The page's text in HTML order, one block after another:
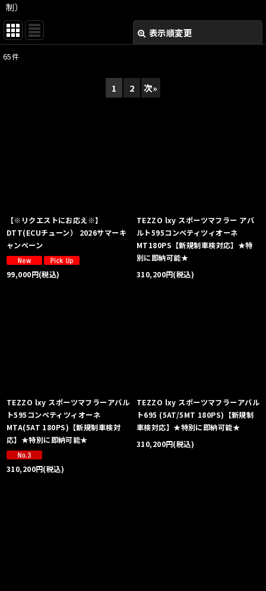
制）
表示順変更
65件
1 2 次»
【※リクエストにお応え※】
DTT(ECUチューン） 2026サマーキ
ャンペーン
99,000円(税込)
TEZZO lxy スポーツマフラー アバ
ルト595コンペティツィオーネ
MT180PS【新規制車検対応】★特
別に即納可能★
310,200円(税込)
TEZZO lxy スポーツマフラーアバル
ト595コンペティツィオーネ
MTA(5AT 180PS)【新規制車検対
応】★特別に即納可能★
310,200円(税込)
TEZZO lxy スポーツマフラーアバル
ト695 (5AT/5MT 180PS)【新規制
車検対応】★特別に即納可能★
310,200円(税込)